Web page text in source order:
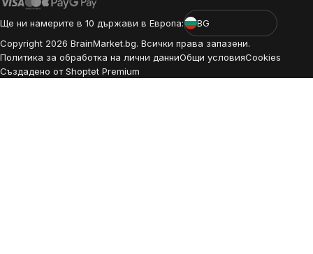
Ще ни намерите в 10 държави в Европа:
BG
Copyright 2026 BrainMarket.bg. Всички права запазени.
Политика за обработка на лични данниОбщи условияCookies
Създадено от Shoptet Premium